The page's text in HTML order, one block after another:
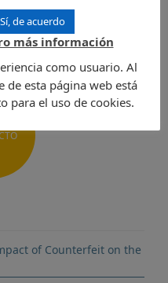
of Counterfeit on the
Sí, de acuerdo
más información
como usuario. Al
de esta página web está
para el uso de cookies.